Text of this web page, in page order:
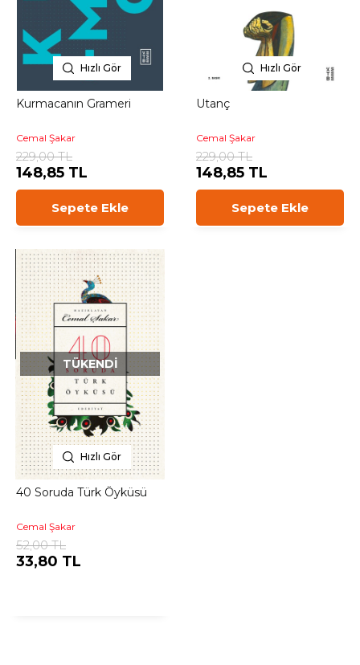
Hızlı Gör
Kurmacanın Grameri
Cemal Şakar
229,00 TL
148,85 TL
Sepete Ekle
Hızlı Gör
Utanç
Cemal Şakar
229,00 TL
148,85 TL
Sepete Ekle
Hızlı Gör
TÜKENDI
40 Soruda Türk Öyküsü
Cemal Şakar
52,00 TL
33,80 TL